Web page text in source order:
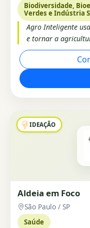
Biodiversidade,
Verdes e Indústria
Agro Inteligente
e tornar a
IDEAÇÃO
Aldeia em Foco
São Paulo / SP
Saúde